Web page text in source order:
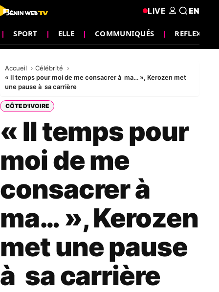
SPORT ELLE COMMUNIQUÉS REFLEXION
LIVE EN
Accueil
Célébrité
« Il temps pour moi de me consacrer à ma… », Kerozen met
une pause à sa carrière
CÔTE D'IVOIRE
« Il temps pour
moi de me
consacrer à
ma… », Kerozen
met une pause
à sa carrière